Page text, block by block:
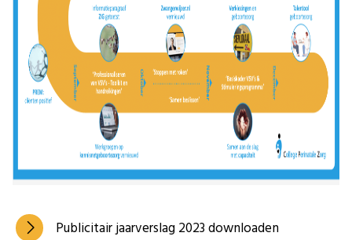
Publicitair jaarverslag 2023 downloaden